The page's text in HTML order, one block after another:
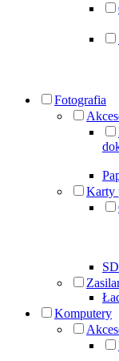
Fotografia
Karty
SD
Komputery